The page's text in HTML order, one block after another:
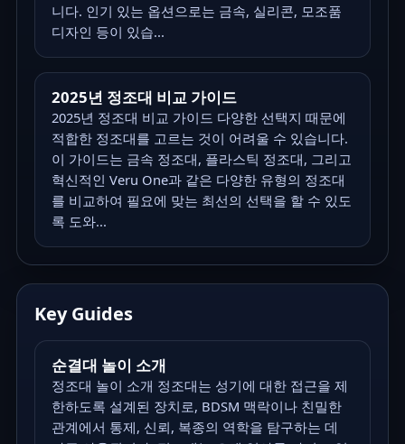
니다. 인기 있는 옵션으로는 금속, 실리콘, 모조품
디자인 등이 있습...
2025년 정조대 비교 가이드
2025년 정조대 비교 가이드 다양한 선택지 때문에
적합한 정조대를 고르는 것이 어려울 수 있습니다.
이 가이드는 금속 정조대, 플라스틱 정조대, 그리고
혁신적인 Veru One과 같은 다양한 유형의 정조대
를 비교하여 필요에 맞는 최선의 선택을 할 수 있도
록 도와...
Key Guides
순결대 놀이 소개
정조대 놀이 소개 정조대는 성기에 대한 접근을 제
한하도록 설계된 장치로, BDSM 맥락이나 친밀한
관계에서 통제, 신뢰, 복종의 역학을 탐구하는 데